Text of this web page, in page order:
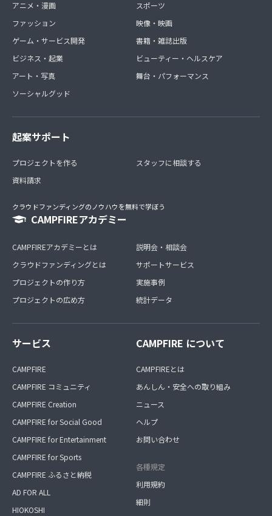
アニメ・漫画
ファッション
ゲーム・サービス開発
ビジネス・起業
アート・写真
ソーシャルグッド
スポーツ
映像・映画
書籍・雑誌出版
ビューティー・ヘルスケア
舞台・パフォーマンス
起案サポート
プロジェクトを作る
資料請求
スタッフに相談する
クラウドファンディングのノウハウを無料で学ぼう
CAMPFIREアカデミー
CAMPFIREアカデミーとは
クラウドファンディングとは
プロジェクトの作り方
プロジェクトの広め方
説明会・相談会
サポートサービス
実施事例
統計データ
サービス
CAMPFIRE
CAMPFIRE コミュニティ
CAMPFIRE Creation
CAMPFIRE for Social Good
CAMPFIRE for Entertainment
CAMPFIRE for Sports
CAMPFIRE ふるさと納税
AD FOR ALL
HIOKOSHI
CAMPFIRE について
CAMPFIREとは
あんしん・安全への取り組み
ニュース
ヘルプ
お問い合わせ
各種規定
利用規約
細則